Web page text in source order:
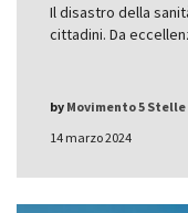
Il disastro della
cittadini. Da
14 marzo 2024
by Movimento 5